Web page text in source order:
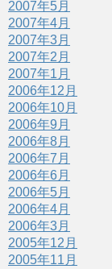
2007年5月
2007年4月
2007年3月
2007年2月
2007年1月
2006年12月
2006年10月
2006年9月
2006年8月
2006年7月
2006年6月
2006年5月
2006年4月
2006年3月
2005年12月
2005年11月